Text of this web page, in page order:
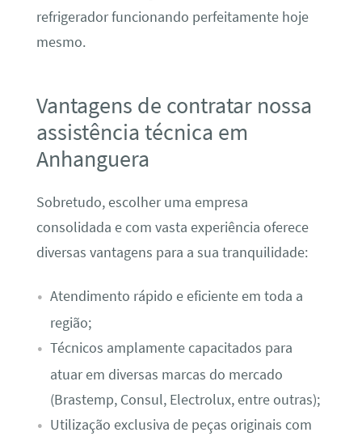
refrigerador funcionando perfeitamente hoje
mesmo.
Vantagens de contratar nossa
assistência técnica em
Anhanguera
Sobretudo, escolher uma empresa
consolidada e com vasta experiência oferece
diversas vantagens para a sua tranquilidade:
Atendimento rápido e eficiente em toda a
região;
Técnicos amplamente capacitados para
atuar em diversas marcas do mercado
(Brastemp, Consul, Electrolux, entre outras);
Utilização exclusiva de peças originais com